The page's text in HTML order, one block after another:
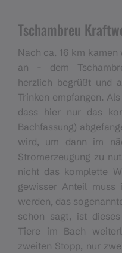
Tschambreu
Nach ca. 16 km
an - dem
herzlich begrüßt und
Trinken empfangen.
dass hier nur das
Bachfassung)
wird, um dann im
Stromerzeugung zu
nicht das komplette
gewisser Anteil muss
werden, das
schon sagt, ist
Tiere im Bach
zweiten Stopp, nur